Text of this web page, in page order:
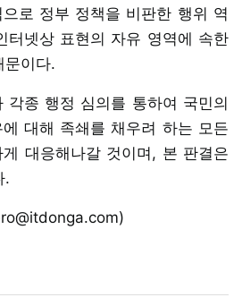
로 정부 정책을 비판한 행위 역
터넷상 표현의 자유 영역에 속한
문이다.
각종 행정 심의를 통하여 국민의
대해 족쇄를 채우려 하는 모든
대응해나갈 것이며, 본 판결은
.